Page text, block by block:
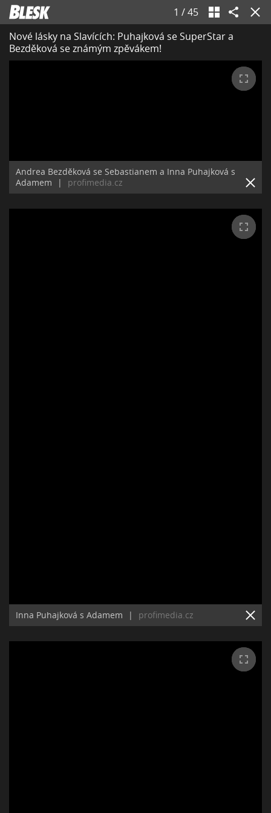
1 /45
Nové lásky na Slavících: Puhajková se SuperStar a
Bezděková se známým zpěvákem!
Andrea Bezděková se Sebastianem a Inna Puhajková s
Adamem
| profimedia.cz
Inna Puhajková s Adamem | profimedia.cz